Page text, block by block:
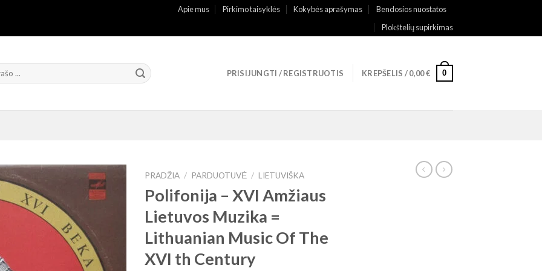
Apie mus Pirkimo taisyklės Kokybės aprašymas
Bendosios nuostatos
Plokštelių supirkimas
PRISIJUNGTI / REGISTRUOTIS KREPŠELIS /0,00€ 0
PRADŽIA / PARDUOTUVĖ / LIETUVIŠKA
Polifonija ‎– XVI Amžiaus
Lietuvos Muzika =
Lithuanian Music Of The
XVI th Century